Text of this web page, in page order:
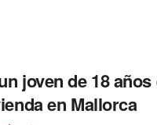
joven de 18
en Mallorca